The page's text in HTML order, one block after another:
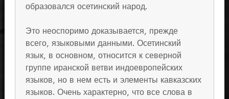
образовался осетинский народ.
Это неоспоримо доказывается, прежде
всего, языковыми данными. Осетинский
язык, в основном, относится к северной
группе иранской ветви индоевропейских
языков, но в нем есть и элементы кавказских
языков. Очень характерно, что все слова в